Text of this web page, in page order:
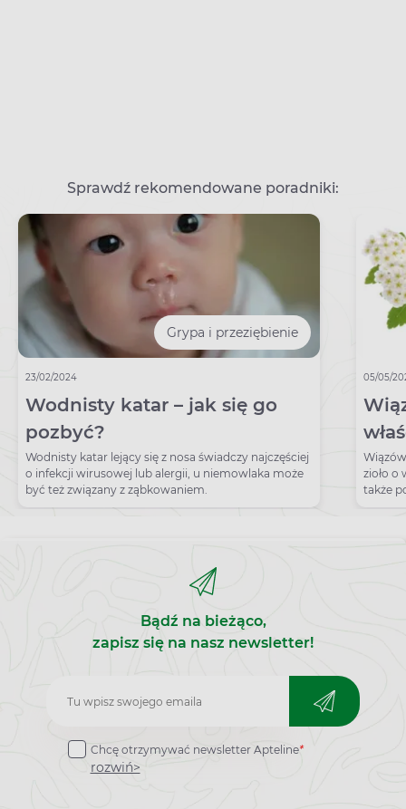
Sprawdź rekomendowane poradniki:
Grypa i przeziębienie
23/02/2024
Wodnisty katar – jak się go
pozbyć?
Wodnisty katar lejący się z nosa świadczy najczęściej
o infekcji wirusowej lub alergii, u niemowlaka może
być też związany z ząbkowaniem.
05/05/
zioło o
także
Bądź na bieżąco,
zapisz się na nasz newsletter!
Zapisz
do
newslettera
Chcę otrzymywać newsletter Apteline*
rozwiń>